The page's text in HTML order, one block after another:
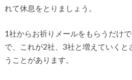
れて休息をとりましょう。
1社からお祈りメールをもらうだけ
で、これが2社、3社と増えていくと
うことがあります。